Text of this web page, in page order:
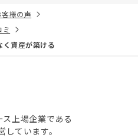
客様の声
ミ
く資産が築ける
ス上場企業である
ています。